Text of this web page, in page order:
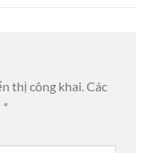
thị công khai. Các
*